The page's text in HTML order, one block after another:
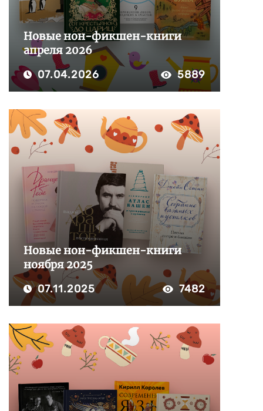
Новые нон-фикшен-книги
апреля 2026
07.04.2026 5889
Новые нон-фикшен-книги
ноября 2025
07.11.2025 7482